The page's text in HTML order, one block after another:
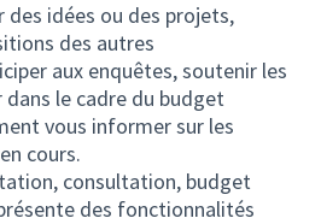
des idées ou des projets,
des autres
aux enquêtes, soutenir les
le cadre du budget
vous informer sur les
cours.
consultation, budget
des fonctionnalités